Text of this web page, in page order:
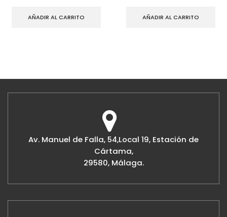
AÑADIR AL CARRITO AÑADIR AL CARRITO
Av. Manuel de Falla, 54,Local 19, Estación de
Cártama,
29580, Málaga.